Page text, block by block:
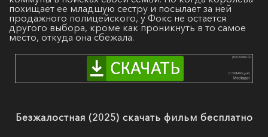
похищает ее младшую сестру и посылает за ней
продажного полицейского, у Фокс не остается
другого выбора, кроме как проникнуть в то самое
место, откуда она сбежала.
Безжалостная (2025) скачать фильм бесплатно